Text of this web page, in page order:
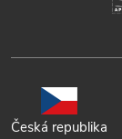
Česká republika